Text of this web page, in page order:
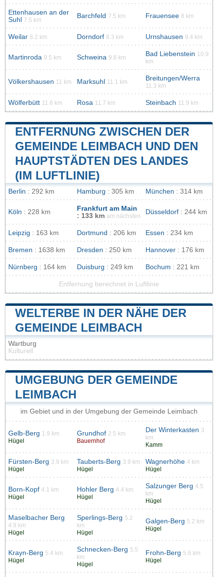
Ettenhausen an der
Suhl
7.5 km
Barchfeld 7.5 km Frauensee 8 km
Weilar 8.2 km Dorndorf 8.3 km Urnshausen 9.4 km
Martinroda 9.5 km Schweina 9.8 km Bad Liebenstein 10.9
km
Völkershausen 11 km Marksuhl 11.1 km Breitungen/Werra
11.3 km
Wölferbütt 11.6 km Rosa 11.7 km Steinbach 11.9 km
ENTFERNUNG ZWISCHEN DER
GEMEINDE LEIMBACH UND DEN
HAUPTSTÄDTEN DES LANDES
(IM LUFTLINIE)
Berlin : 292 km Hamburg : 305 km München : 314 km
Köln : 228 km
Frankfurt am Main
: 133 km am nächsten
Düsseldorf : 244 km
Leipzig : 163 km Dortmund : 206 km Essen : 234 km
Bremen : 1638 km Dresden : 250 km Hannover : 176 km
Nürnberg : 164 km Duisburg : 249 km Bochum : 221 km
Entfernung berechnet in Luftlinie
WELTERBE IN DER NÄHE DER
GEMEINDE LEIMBACH
Wartburg
Kulturell
UMGEBUNG DER GEMEINDE
LEIMBACH
im Gebiet und in der Umgebung der Gemeinde Leimbach
Gelb-Berg 1.9 km
Hügel
Grundhof 2.5 km
Bauernhof
Der Winterkasten 3
km
Kamm
Fürsten-Berg 3.9 km
Hügel
Tauberts-Berg 3.9 km
Hügel
Wagnerhöhe 4 km
Hügel
Born-Kopf 4.1 km
Hügel
Hohler Berg 4.4 km
Hügel
Salzunger Berg 4.5
km
Hügel
Maselbacher Berg
4.9 km
Hügel
Sperlings-Berg 5.2
km
Hügel
Galgen-Berg 5.2 km
Hügel
Krayn-Berg 5.4 km
Hügel
Schnecken-Berg 5.5
km
Hügel
Frohn-Berg 5.6 km
Hügel